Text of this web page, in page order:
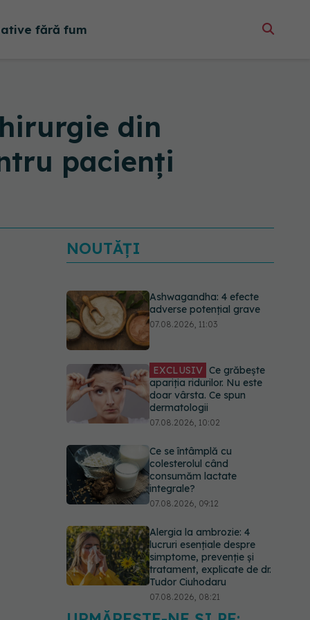
fără fum
din
pacienți
NOUTĂȚI
Ashwagandha: 4 efecte
adverse potențial grave
07.08.2026, 11:03
EXCLUSIV Ce grăbește
apariția ridurilor. Nu este
doar vârsta. Ce spun
dermatologii
07.08.2026, 10:02
Ce se întâmplă cu
colesterolul când
consumăm lactate
integrale?
07.08.2026, 09:12
Alergia la ambrozie: 4
lucruri esențiale despre
simptome, prevenție și
tratament, explicate de dr.
Tudor Ciuhodaru
07.08.2026, 08:21